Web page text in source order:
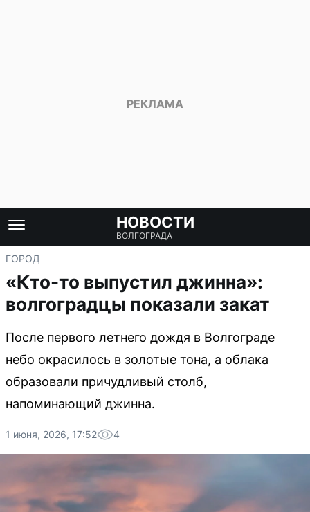
НОВОСТИ
ВОЛГОГРАДА
ГОРОД
«Кто-то выпустил джинна»:
волгоградцы показали закат
После первого летнего дождя в Волгограде
небо окрасилось в золотые тона, а облака
образовали причудливый столб,
напоминающий джинна.
1 июня, 2026, 17:52 4